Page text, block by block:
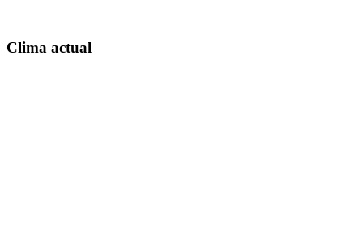
Clima actual